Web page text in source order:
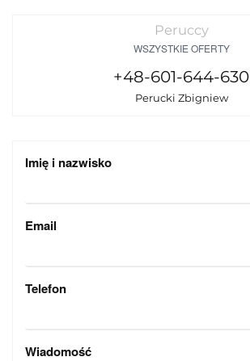
Peruccy
WSZYSTKIE OFERTY
+48-601-644-630
Perucki Zbigniew
Imię i nazwisko
Email
Telefon
Wiadomość